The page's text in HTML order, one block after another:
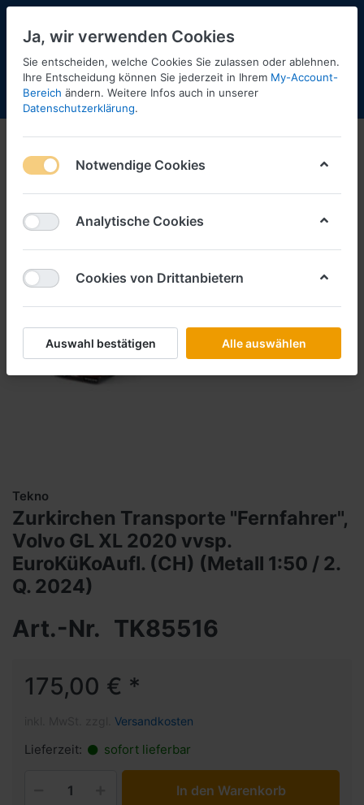
Menü Anmelden Shopaktualisierung
Tekno
Zurkirchen Transporte "Fernfahrer",
Volvo GL XL 2020 vvsp.
EuroKüKoAufl. (CH) (Metall 1:50 / 2.
Q. 2024)
Art.-Nr. TK85516
175,00 € *
Versandkosten
Lieferzeit: sofort lieferbar
In den Warenkorb
Ja, wir verwenden Cookies
Sie entscheiden, welche Cookies Sie zulassen oder ablehnen.
Ihre Entscheidung können Sie jederzeit in Ihrem My-Account-
Bereich ändern. Weitere Infos auch in unserer
Datenschutzerklärung.
Notwendige Cookies
Analytische Cookies
Cookies von Drittanbietern
Auswahl bestätigen Alle auswählen